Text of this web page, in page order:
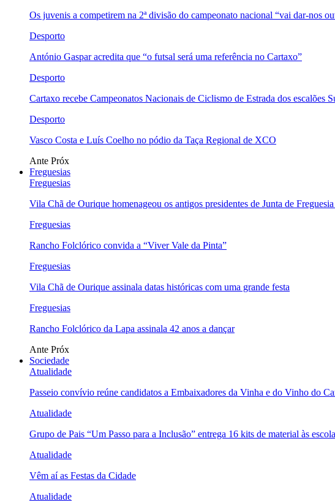
Os juvenis a competirem na 2ª divisão do campeonato nacional “vai dar-nos
Desporto
António Gaspar acredita que “o futsal será uma referência no Cartaxo”
Desporto
Cartaxo recebe Campeonatos Nacionais de Ciclismo de Estrada dos escalões
Desporto
Vasco Costa e Luís Coelho no pódio da Taça Regional de XCO
Ante Próx
Freguesias
Freguesias
Vila Chã de Ourique homenageou os antigos presidentes de Junta de
Freguesias
Rancho Folclórico convida a “Viver Vale da Pinta”
Freguesias
Vila Chã de Ourique assinala datas históricas com uma grande festa
Freguesias
Rancho Folclórico da Lapa assinala 42 anos a dançar
Ante Próx
Sociedade
Atualidade
Passeio convívio reúne candidatos a Embaixadores da Vinha e do Vinho do
Atualidade
Grupo de Pais “Um Passo para a Inclusão” entrega 16 kits de material às
Atualidade
Vêm aí as Festas da Cidade
Atualidade